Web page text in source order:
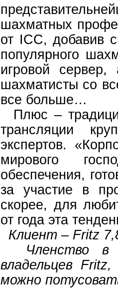
шахматных
от ICC, добавив
популярного
игровой
шахматисты со
все больше…
Плюс –
трансляции
экспертов.
мирового
обеспечения,
за участие в
скорее, для
от года эта
Клиент – Fritz
Членство в
владельцев
можно